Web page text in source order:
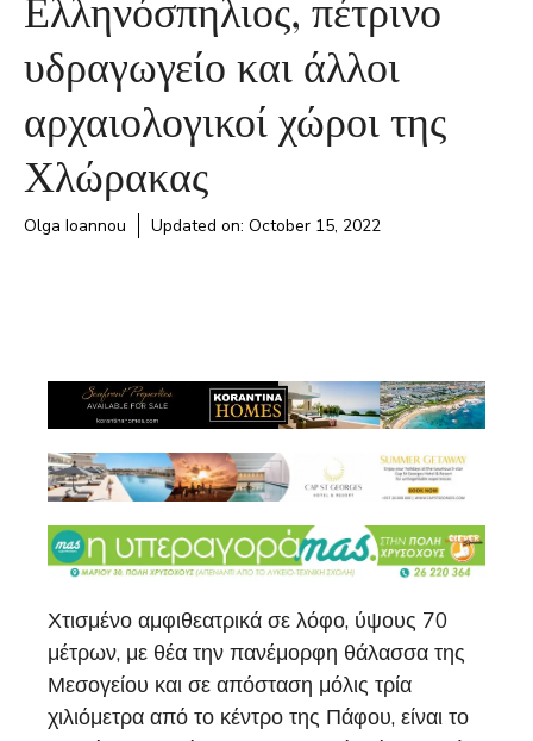
υδραγωγείο και άλλοι
αρχαιολογικοί χώροι της
Χλώρακας
Olga Ioannou Updated on: October 15, 2022
Χτισμένο αμφιθεατρικά σε λόφο, ύψους 70
μέτρων, με θέα την πανέμορφη θάλασσα της
Μεσογείου και σε απόσταση μόλις τρία
χιλιόμετρα από το κέντρο της Πάφου, είναι το